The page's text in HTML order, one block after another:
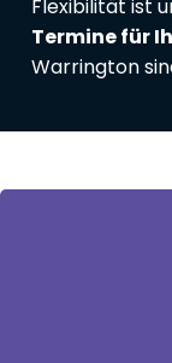
Flexibilität ist
Termine für
Warrington